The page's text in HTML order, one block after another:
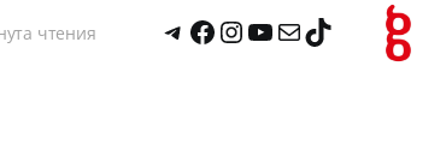
чтения